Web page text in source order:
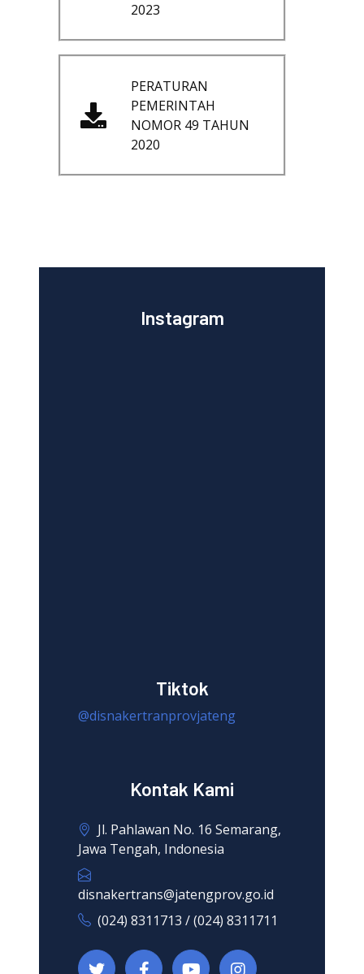
2023
PERATURAN
PEMERINTAH
NOMOR 49 TAHUN
2020
Instagram
Tiktok
@disnakertranprovjateng
Kontak Kami
Jl. Pahlawan No. 16 Semarang,
Jawa Tengah, Indonesia
disnakertrans@jatengprov.go.id
(024) 8311713 / (024) 8311711